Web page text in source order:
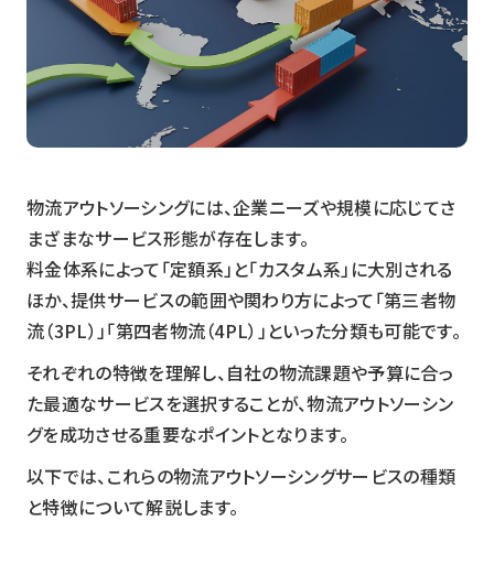
物流アウトソーシングには、企業ニーズや規模に応じてさ
まざまなサービス形態が存在します。
料金体系によって「定額系」と「カスタム系」に大別される
ほか、提供サービスの範囲や関わり方によって「第三者物
流（3PL）」「第四者物流（4PL）」といった分類も可能です。
それぞれの特徴を理解し、自社の物流課題や予算に合っ
た最適なサービスを選択することが、物流アウトソーシン
グを成功させる重要なポイントとなります。
以下では、これらの物流アウトソーシングサービスの種類
と特徴について解説します。